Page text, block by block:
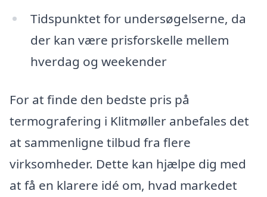
Tidspunktet for undersøgelserne, da
der kan være prisforskelle mellem
hverdag og weekender
For at finde den bedste pris på
termografering i Klitmøller anbefales det
at sammenligne tilbud fra flere
virksomheder. Dette kan hjælpe dig med
at få en klarere idé om, hvad markedet